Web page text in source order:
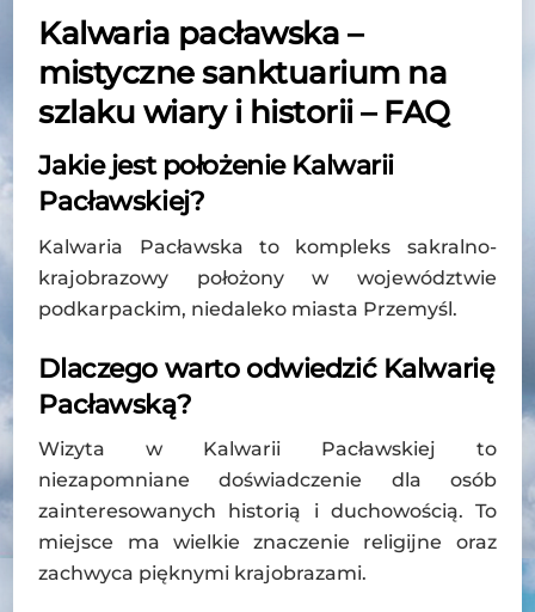
Kalwaria pacławska –
mistyczne sanktuarium na
szlaku wiary i historii – FAQ
Jakie jest położenie Kalwarii
Pacławskiej?
Kalwaria Pacławska to kompleks sakralno-
krajobrazowy położony w województwie
podkarpackim, niedaleko miasta Przemyśl.
Dlaczego warto odwiedzić Kalwarię
Pacławską?
Wizyta w Kalwarii Pacławskiej to
niezapomniane doświadczenie dla osób
zainteresowanych historią i duchowością. To
miejsce ma wielkie znaczenie religijne oraz
zachwyca pięknymi krajobrazami.